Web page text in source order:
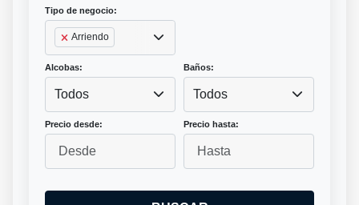
Tipo de negocio:
Arriendo
Alcobas:
Todos
Baños:
Todos
Precio desde: Precio hasta: